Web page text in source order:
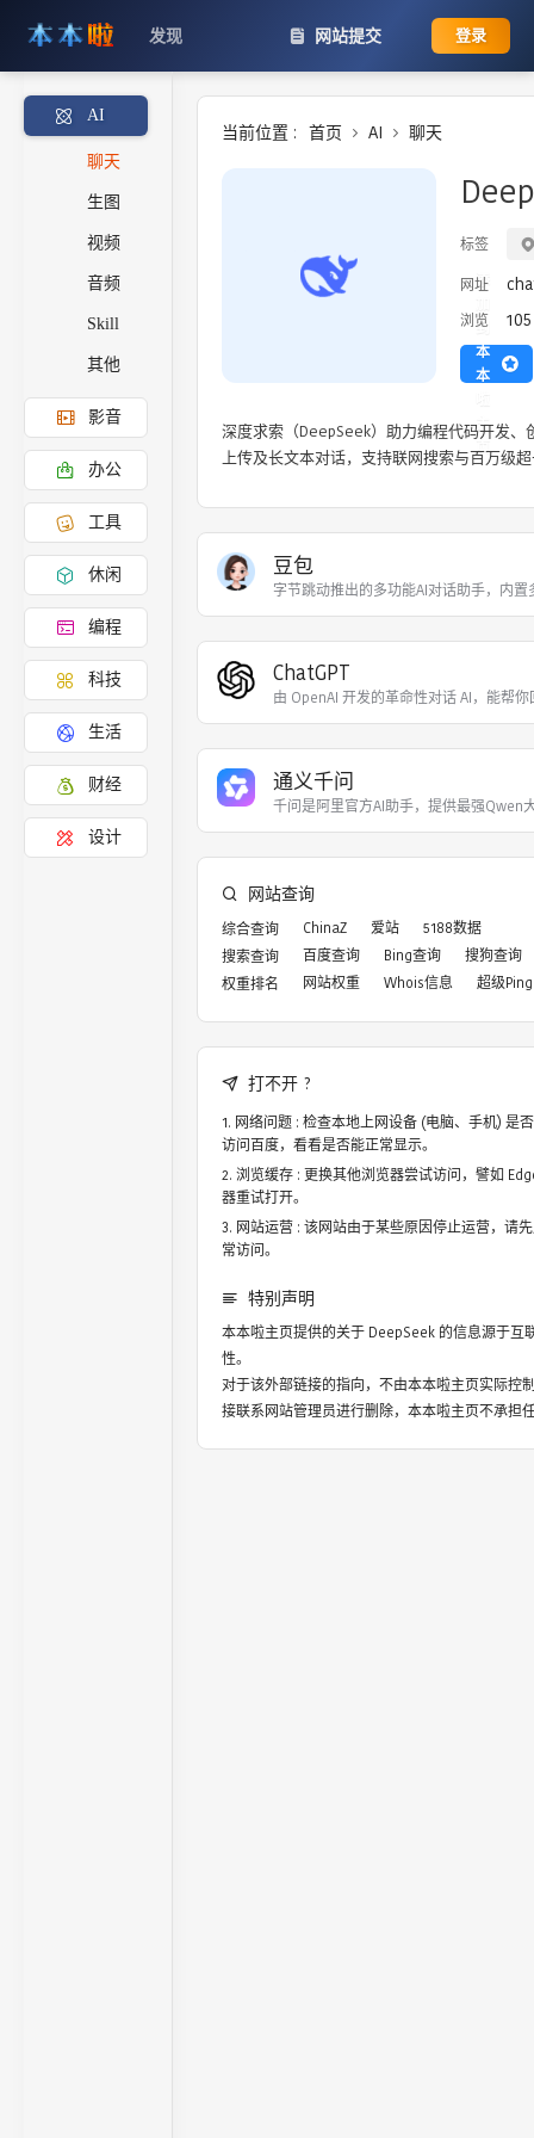
发现 网站提交 登录
AI
聊天
生图
视频
音频
Skill
其他
影音
办公
工具
休闲
编程
科技
生活
财经
设计
当前位置 : 首页 AI 聊天
标签
网址
浏览 105
添
到
本
本
主
页
深度求索（DeepSeek）助力编程代码开发
上传及长文本对话，支持联网搜索与百万级
豆包
字节跳动推出的多功能AI对话助手，内置
ChatGPT
由 OpenAI 开发的革命性对话 AI，能帮你
通义千问
千问是阿里官方AI助手，提供最强Qwen
网站查询
综合查询 ChinaZ 爱站
5188数据
搜索查询
百度查询 Bing查询
搜狗查询
权重排名
网站权重 Whois信息 超级Ping
打不开 ?
网络问题 : 检查本地上网设备 (电脑、手机) 是
访问百度，看看是否能正常显示。
浏览缓存 : 更换其他浏览器尝试访问，譬如
器重试打开。
网站运营 : 该网站由于某些原因停止运营，请
常访问。
特别声明
本本啦主页提供的关于 DeepSeek的信息源于互
性。
对于该外部链接的指向，不由本本啦主页实际控
接联系网站管理员进行删除，本本啦主页不承担